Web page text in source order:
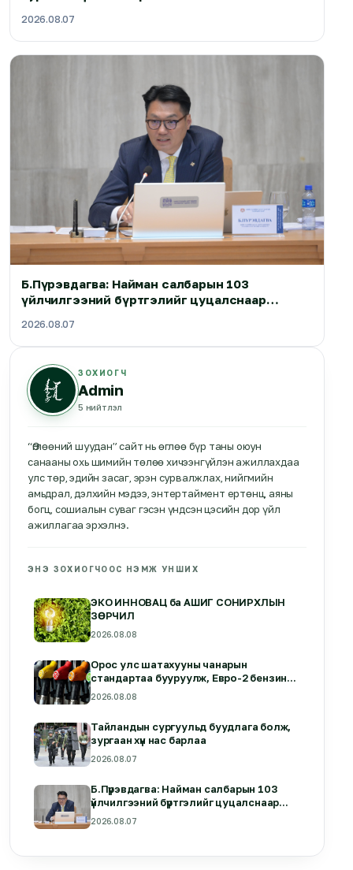
2026.08.07
Б.Пүрэвдагва: Найман салбарын 103
үйлчилгээний бүртгэлийг цуцалснаар
2026.08.07
ЗОХИОГЧ
Admin
5 нийтлэл
“Өглөөний шуудан” сайт нь өглөө бүр таны оюун
санааны охь шимийн төлөө хичээнгүйлэн ажиллахдаа
улс төр, эдийн засаг, эрэн сурвалжлах, нийгмийн
амьдрал, дэлхийн мэдээ, энтертаймент ертөнц, аяны
богц, сошиалын суваг гэсэн үндсэн цэсийн дор үйл
ажиллагаа эрхэлнэ.
ЭНЭ ЗОХИОГЧООС НЭМЖ УНШИХ
ЭКО ИННОВАЦ ба АШИГ СОНИРХЛЫН
ЗӨРЧИЛ
2026.08.08
Орос улс шатахууны чанарын
стандартаа бууруулж, Евро-2 бензиныг
зөвшөөрлөө
2026.08.08
Тайландын сургуульд буудлага болж,
зургаан хүн нас барлаа
2026.08.07
Б.Пүрэвдагва: Найман салбарын 103
үйлчилгээний бүртгэлийг цуцалснаар
бизнес эрхлэхэд таатай нөхцөл бүрдэнэ
2026.08.07